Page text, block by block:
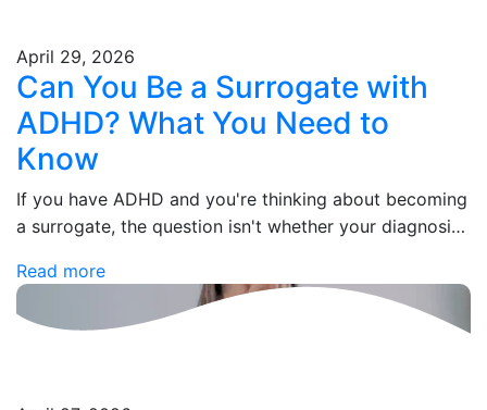
April 29, 2026
Can You Be a Surrogate with
ADHD? What You Need to
Know
If you have ADHD and you're thinking about becoming
a surrogate, the question isn't whether your diagnosis
does. Those are two very…
Read more